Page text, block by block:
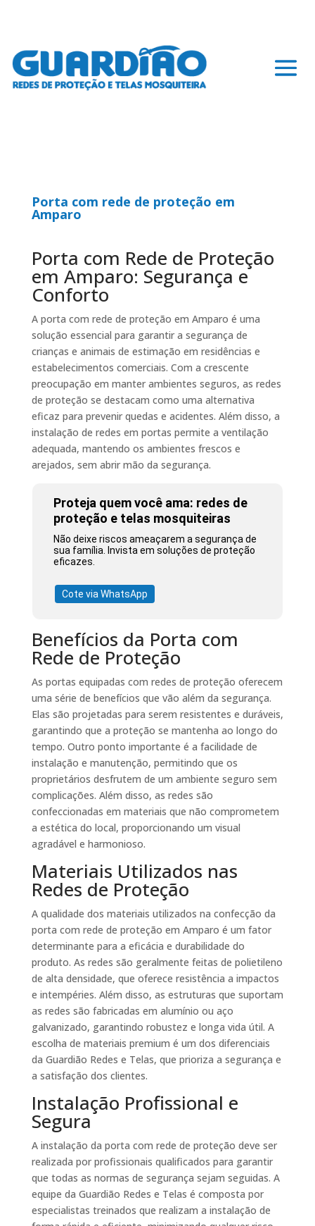
Porta com rede de proteção em
Amparo
Porta com Rede de Proteção
em Amparo: Segurança e
Conforto
A porta com rede de proteção em Amparo é uma
solução essencial para garantir a segurança de
crianças e animais de estimação em residências e
estabelecimentos comerciais. Com a crescente
preocupação em manter ambientes seguros, as redes
de proteção se destacam como uma alternativa
eficaz para prevenir quedas e acidentes. Além disso, a
instalação de redes em portas permite a ventilação
adequada, mantendo os ambientes frescos e
arejados, sem abrir mão da segurança.
Proteja quem você ama: redes de
proteção e telas mosquiteiras
Não deixe riscos ameaçarem a segurança de
sua família. Invista em soluções de proteção
eficazes.
Cote via WhatsApp
Benefícios da Porta com
Rede de Proteção
As portas equipadas com redes de proteção oferecem
uma série de benefícios que vão além da segurança.
Elas são projetadas para serem resistentes e duráveis,
garantindo que a proteção se mantenha ao longo do
tempo. Outro ponto importante é a facilidade de
instalação e manutenção, permitindo que os
proprietários desfrutem de um ambiente seguro sem
complicações. Além disso, as redes são
confeccionadas em materiais que não comprometem
a estética do local, proporcionando um visual
agradável e harmonioso.
Materiais Utilizados nas
Redes de Proteção
A qualidade dos materiais utilizados na confecção da
porta com rede de proteção em Amparo é um fator
determinante para a eficácia e durabilidade do
produto. As redes são geralmente feitas de polietileno
de alta densidade, que oferece resistência a impactos
e intempéries. Além disso, as estruturas que suportam
as redes são fabricadas em alumínio ou aço
galvanizado, garantindo robustez e longa vida útil. A
escolha de materiais premium é um dos diferenciais
da Guardião Redes e Telas, que prioriza a segurança e
a satisfação dos clientes.
Instalação Profissional e
Segura
A instalação da porta com rede de proteção deve ser
realizada por profissionais qualificados para garantir
que todas as normas de segurança sejam seguidas. A
equipe da Guardião Redes e Telas é composta por
especialistas treinados que realizam a instalação de